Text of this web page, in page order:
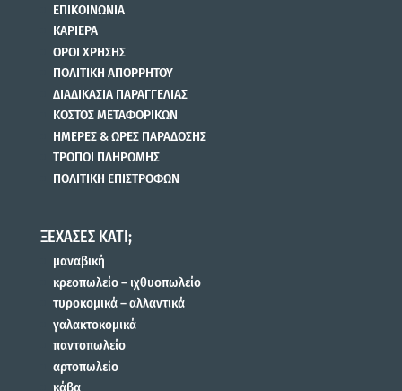
ΕΠΙΚΟΙΝΩΝΙΑ
ΚΑΡΙΕΡΑ
ΟΡΟΙ ΧΡΗΣΗΣ
ΠΟΛΙΤΙΚΗ ΑΠΟΡΡΗΤΟΥ
ΔΙΑΔΙΚΑΣΙΑ ΠΑΡΑΓΓΕΛΙΑΣ
ΚΟΣΤΟΣ ΜΕΤΑΦΟΡΙΚΩΝ
ΗΜΕΡΕΣ & ΩΡΕΣ ΠΑΡΑΔΟΣΗΣ
ΤΡΟΠΟΙ ΠΛΗΡΩΜΗΣ
ΠΟΛΙΤΙΚΗ ΕΠΙΣΤΡΟΦΩΝ
ΞΕΧΑΣΕΣ ΚΑΤΙ;
μαναβική
κρεοπωλείο – ιχθυοπωλείο
τυροκομικά – αλλαντικά
γαλακτοκομικά
παντοπωλείο
αρτοπωλείο
κάβα